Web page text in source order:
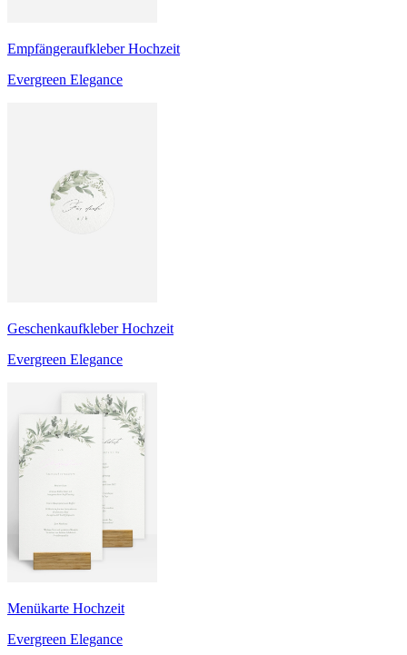
Empfängeraufkleber Hochzeit
Evergreen Elegance
Geschenkaufkleber Hochzeit
Evergreen Elegance
Menükarte Hochzeit
Evergreen Elegance